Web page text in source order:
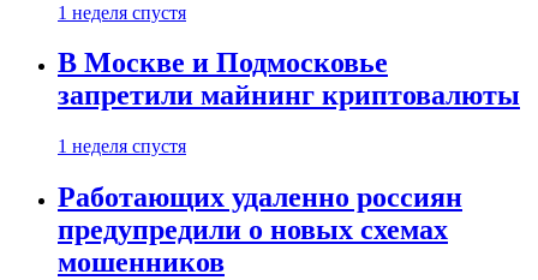
1 неделя спустя
В Москве и Подмосковье
запретили майнинг криптовалюты
1 неделя спустя
Работающих удаленно россиян
предупредили о новых схемах
мошенников